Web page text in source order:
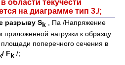
области текучести
на диаграмме тип 3./;
разрыву Sk
, Па /Напряжение
нагрузки к образцу
поперечного сечения в
/ Fk /;